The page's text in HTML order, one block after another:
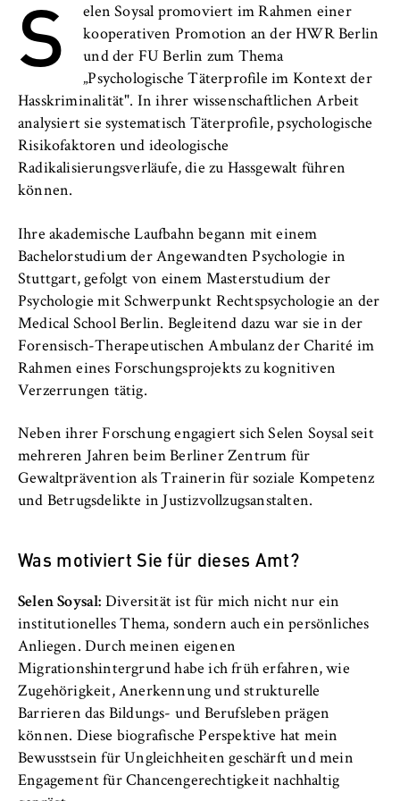
r
l
i
n
S
h
o
o
l
o
f
E
c
o
n
o
m
s
n
d
L
a
w
Neuigkeiten
Veranstaltungen
Personen und Kontakte
Formulare
FB 2 Duales Studium
FB 3 Allgemeine Verwaltung
FB 4 Rechtspflege
FB 5 Polizei und
Sicherheitsmanagement
Berlin Professional School
Internationales
Organisation der Hochschule
S
elen Soysal promoviert im Rahmen einer
kooperativen Promotion an der HWR Berlin
und der FU Berlin zum Thema
„Psychologische Täterprofile im Kontext der
Hasskriminalität". In ihrer wissenschaftlichen Arbeit
analysiert sie systematisch Täterprofile, psychologische
Risikofaktoren und ideologische
Radikalisierungsverläufe, die zu Hassgewalt führen
können.
Ihre akademische Laufbahn begann mit einem
Bachelorstudium der Angewandten Psychologie in
Stuttgart, gefolgt von einem Masterstudium der
Psychologie mit Schwerpunkt Rechtspsychologie an der
Medical School Berlin. Begleitend dazu war sie in der
Forensisch-Therapeutischen Ambulanz der Charité im
Rahmen eines Forschungsprojekts zu kognitiven
Verzerrungen tätig.
Neben ihrer Forschung engagiert sich Selen Soysal seit
mehreren Jahren beim Berliner Zentrum für
Gewaltprävention als Trainerin für soziale Kompetenz
und Betrugsdelikte in Justizvollzugsanstalten.
Was motiviert Sie für dieses Amt?
Selen Soysal: Diversität ist für mich nicht nur ein
institutionelles Thema, sondern auch ein persönliches
Anliegen. Durch meinen eigenen
Migrationshintergrund habe ich früh erfahren, wie
Zugehörigkeit, Anerkennung und strukturelle
Barrieren das Bildungs- und Berufsleben prägen
können. Diese biografische Perspektive hat mein
Bewusstsein für Ungleichheiten geschärft und mein
Engagement für Chancengerechtigkeit nachhaltig
Anbieter:
Betreiber dieser Website
Zweck:
Speichert den Zustimmungsstatus des
Benutzers für Cookies auf der aktuellen
Domäne. Dadurch wird verhindert, dass das
Cookie-Banner bei jedem erneuten Aufruf
der Website wiederholt angezeigt wird.
1 Jahr
TYPO3 Frontend Nutzer
Name:
fe_typo_user
Anbieter:
Zweck:
Dient der Identifizierung der
Browsersitzung für eingeloggte Frontend-
Benutzer (z. B. im geschützten
Session-ID und sorgt dafür, dass der Nutzer
Cookie Laufzeit:
Für die Dauer der Browsersitzung
MARKETING
Youtube
Name: